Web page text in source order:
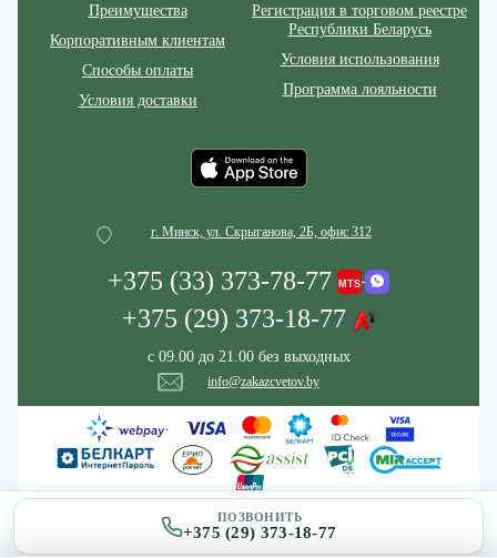
ПОЗВОНИТЬ
+375 (29) 373-18-77
Преимущества
Корпоративным клиентам
Способы оплаты
Условия доставки
Регистрация в торговом реестре
Республики Беларусь
Условия использования
Программа лояльности
г. Минск, ул. Скрыганова, 2Б, офис 312
+375 (33) 373-78-77
+375 (29) 373-18-77
с 09.00 до 21.00 без выходных
info@zakazcvetov.by